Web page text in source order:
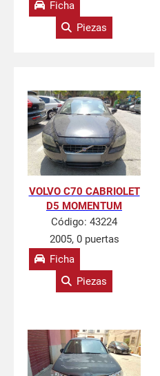
Ficha
Piezas
VOLVO C70 CABRIOLET
D5 MOMENTUM
Código: 43224
2005, 0 puertas
Ficha
Piezas